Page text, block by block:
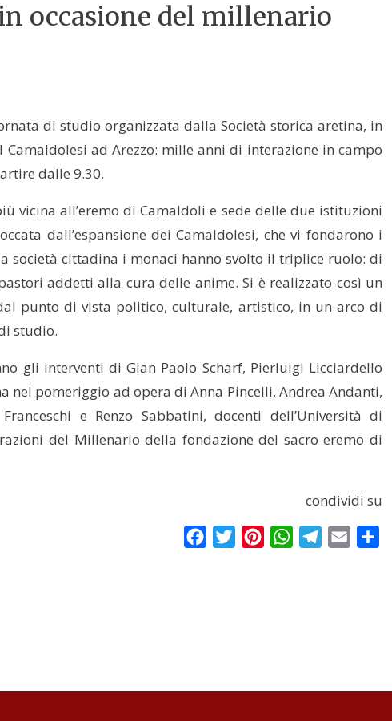
occasione del millenario
di studio organizzata dalla Società storica aretina, in
Camaldolesi ad Arezzo: mille anni di interazione in campo
dalle 9.30.
vicina all’eremo di Camaldoli e sede delle due istituzioni
dall’espansione dei Camaldolesi, che vi fondarono i
società cittadina i monaci hanno svolto il triplice ruolo: di
addetti alla cura delle anime. Si è realizzato così un
punto di vista politico, culturale, artistico, in un arco di
studio.
gli interventi di Gian Paolo Scharf, Pierluigi Licciardello
nel pomeriggio ad opera di Anna Pincelli, Andrea Andanti,
e Renzo Sabbatini, docenti dell’Università di
del Millenario della fondazione del sacro eremo di
condividi su
FacebookTwitterPinterestWhatsAppTelegram
Email